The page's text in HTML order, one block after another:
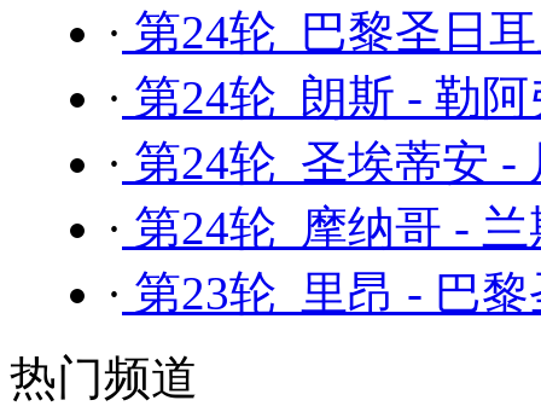
· 第24轮 巴黎圣日
· 第24轮 朗斯 - 勒
· 第24轮 圣埃蒂安 -
· 第24轮 摩纳哥 -
· 第23轮 里昂 - 巴
热门频道